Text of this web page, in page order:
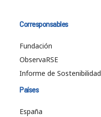
Corresponsables
Fundación
ObservaRSE
Informe de Sostenibilidad
Países
España